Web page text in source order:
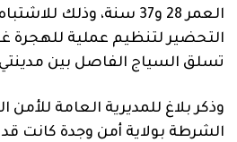
العمر 28 و37 سنة، وذلك
التحضير لتنظيم عملية للهجرة
تسلق السياج الفاصل بين مدينتي
وذكر بلاغ للمديرية العامة
الشرطة بولاية أمن وجدة كانت